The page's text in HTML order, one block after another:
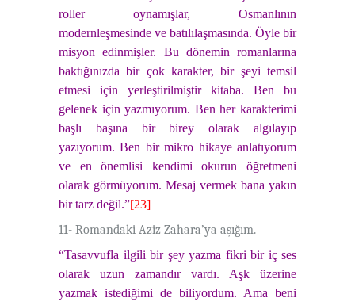
roller oynamışlar, Osmanlının
modernleşmesinde ve batılılaşmasında. Öyle bir
misyon edinmişler. Bu dönemin romanlarına
baktığınızda bir çok karakter, bir şeyi temsil
etmesi için yerleştirilmiştir kitaba. Ben bu
gelenek için yazmıyorum. Ben her karakterimi
başlı başına bir birey olarak algılayıp
yazıyorum. Ben bir mikro hikaye anlatıyorum
ve en önemlisi kendimi okurun öğretmeni
olarak görmüyorum. Mesaj vermek bana yakın
bir tarz değil.”[23]
11- Romandaki Aziz Zahara’ya aşığım.
“Tasavvufla ilgili bir şey yazma fikri bir iç ses
olarak uzun zamandır vardı. Aşk üzerine
yazmak istediğimi de biliyordum. Ama beni